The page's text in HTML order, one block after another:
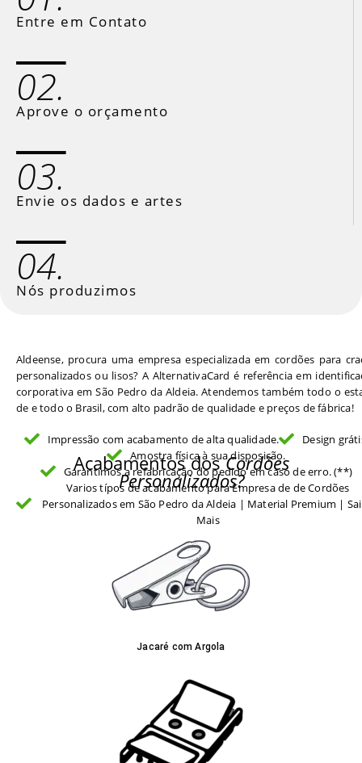
Entre em Contato
02.
Aprove o orçamento
03.
Envie os dados e artes
04.
Nós produzimos
Aldeense, procura uma empresa especializada em cordões para
personalizados ou lisos? A AlternativaCard é referência em
corporativa em São Pedro da Aldeia. Atendemos também todo o
de e todo o Brasil, com alto padrão de qualidade e preços de fábrica!
Impressão com acabamento de alta qualidade.
Design
Amostra física à sua disposição.
Garantimos a refabricação do pedido em caso de erro. (**)
Varios típos de acabamento para Empresa de de Cordões
Personalizados em São Pedro da Aldeia | Material Premium |
Mais
Acabamentos dosCordões
Personalizados?
Jacaré com Argola